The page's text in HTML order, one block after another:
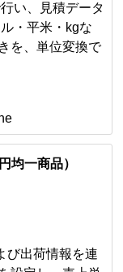
い、見積データ
・平米・kgな
を、単位変換で
均一商品）
び出荷情報を連